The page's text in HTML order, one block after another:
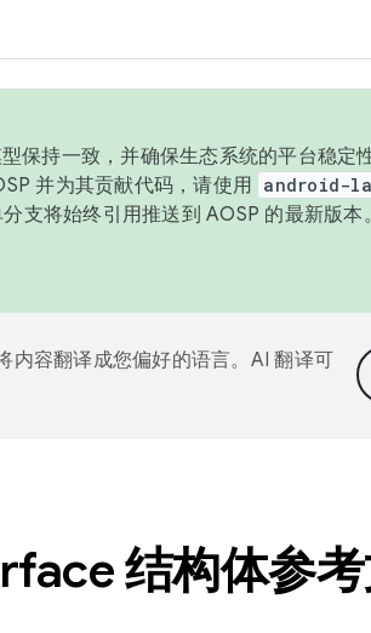
保持一致，并确保生态系统的平台稳定
并为其贡献代码，请使用 android-
支将始终引用推送到 AOSP 的最新版
内容翻译成您偏好的语言。AI 翻译可
结构体参